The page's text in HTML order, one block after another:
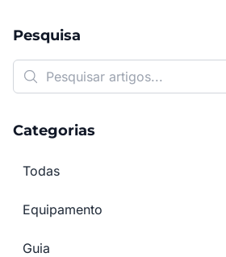
Pesquisa
Categorias
Todas
Equipamento
Guia